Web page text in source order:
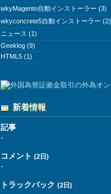
wkyMagento自動インストーラー (3)
wkyconcrete5自動インストーラー (2)
ニュース (1)
Geeklog (9)
HTML5 (1)
新着情報
記事
-
コメント (2日)
-
トラックバック (2日)